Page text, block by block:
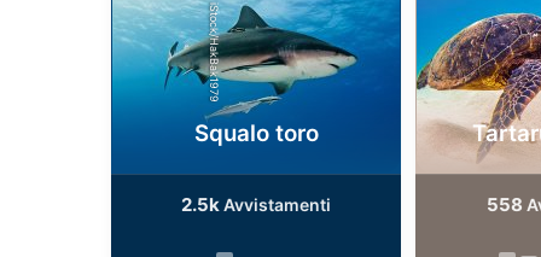
iStock/HakBak1979
Squalo toro
2.5kAvvistamenti 558